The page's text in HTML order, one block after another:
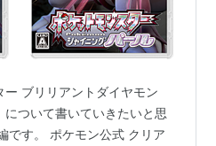
プレッシャー
すりぬけ
たべのこし
イバンのみ
はりきり
きょううん
おうじゃのしるし
ふくつのこころ
せいしんりょく
じゃくてんほけん
ブリリアントダイヤモン
について書いていきたいと思
です。 ポケモン公式 クリア